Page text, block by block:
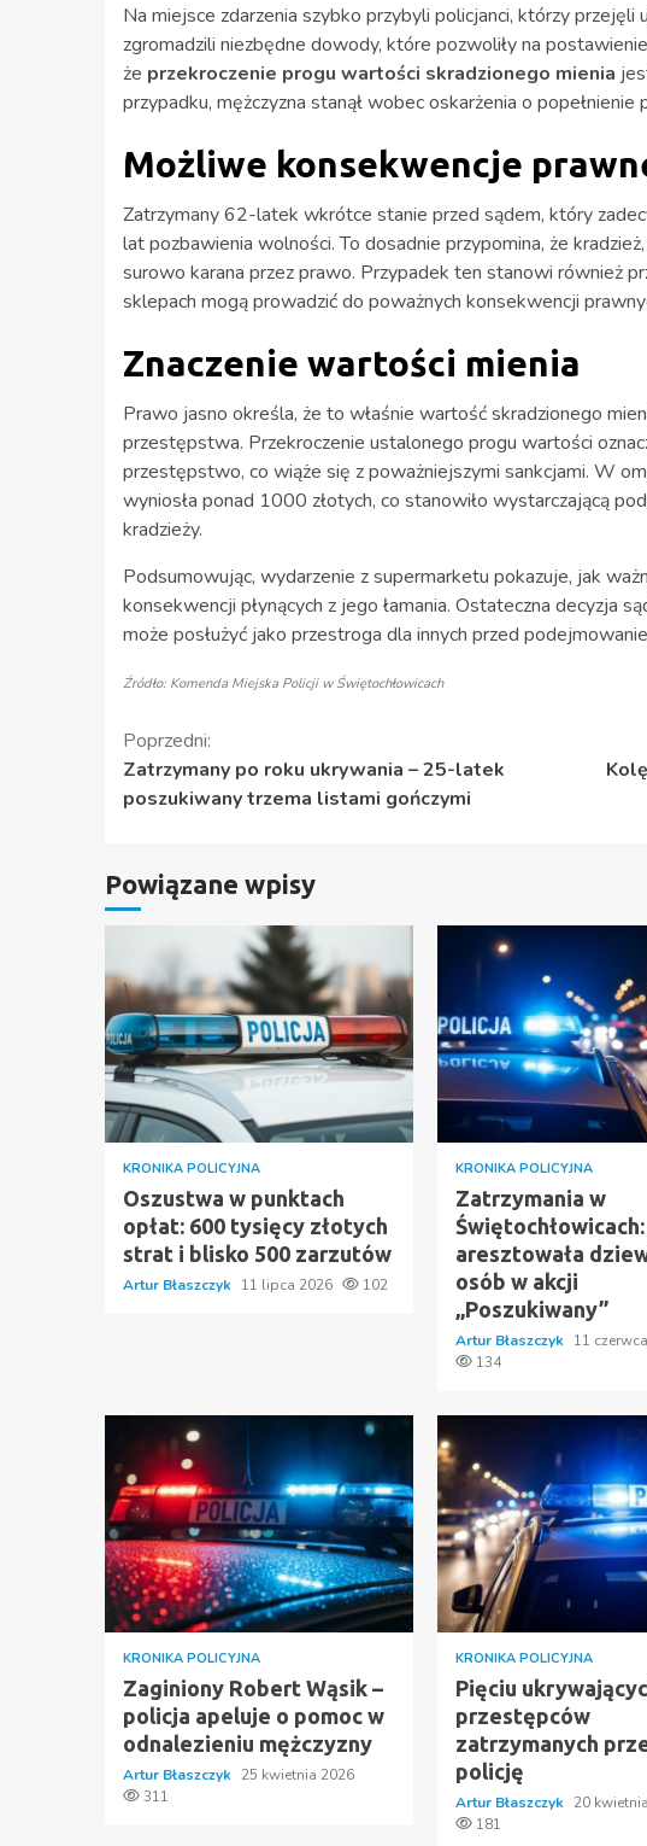
Na miejsce zdarzenia szybko przybyli policjanci, którzy przejęli
zgromadzili niezbędne dowody, które pozwoliły na
że przekroczenie progu wartości skradzionego mienia
przypadku, mężczyzna stanął wobec oskarżenia o
Możliwe konsekwencje
Zatrzymany 62-latek wkrótce stanie przed sądem, który
lat pozbawienia wolności. To dosadnie przypomina, że
surowo karana przez prawo. Przypadek ten stanowi również
sklepach mogą prowadzić do poważnych konsekwencji
Znaczenie wartości mienia
Prawo jasno określa, że to właśnie wartość skradzionego
przestępstwa. Przekroczenie ustalonego progu wartości
przestępstwo, co wiąże się z poważniejszymi sankcjami. W
wyniosła ponad 1000 złotych, co stanowiło wystarczającą
kradzieży.
Podsumowując, wydarzenie z supermarketu pokazuje, jak
konsekwencji płynących z jego łamania. Ostateczna decyzja
może posłużyć jako przestroga dla innych przed
Źródło: Komenda Miejska Policji w Świętochłowicach
Kontynuuj
czytanie
Poprzedni:
Zatrzymany po roku ukrywania – 25-latek
poszukiwany trzema listami gończymi
Powiązane wpisy
KRONIKA POLICYJNA
Oszustwa w punktach
opłat: 600 tysięcy złotych
strat i blisko 500 zarzutów
Artur Błaszczyk 11 lipca 2026 102
KRONIKA POLICYJNA
Zatrzymania w
aresztowała
osób w akcji
„Poszukiwany”
Artur Błaszczyk 11
134
KRONIKA POLICYJNA
Zaginiony Robert Wąsik –
policja apeluje o pomoc w
odnalezieniu mężczyzny
Artur Błaszczyk 25 kwietnia 2026
311
KRONIKA POLICYJNA
Pięciu
przestępców
zatrzymanych
policję
Artur Błaszczyk 20
181